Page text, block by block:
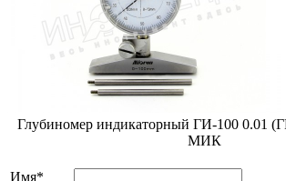
Глубиномер индикаторный ГИ-100 0.01
МИК
Имя*